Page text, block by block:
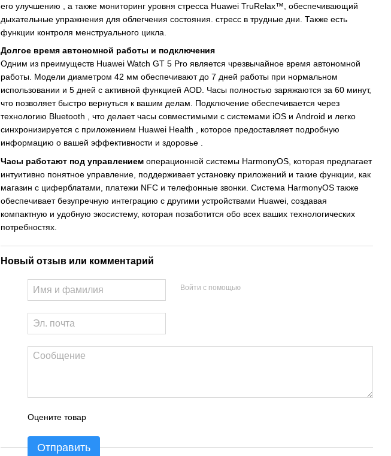
его улучшению , а также мониторинг уровня стресса Huawei TruRelax™, обеспечивающий
дыхательные упражнения для облегчения состояния. стресс в трудные дни. Также есть
функции контроля менструального цикла.
Долгое время автономной работы и подключения
Одним из преимуществ Huawei Watch GT 5 Pro является чрезвычайное время автономной
работы. Модели диаметром 42 мм обеспечивают до 7 дней работы при нормальном
использовании и 5 дней с активной функцией AOD. Часы полностью заряжаются за 60 минут,
что позволяет быстро вернуться к вашим делам. Подключение обеспечивается через
технологию Bluetooth , что делает часы совместимыми с системами iOS и Android и легко
синхронизируется с приложением Huawei Health , которое предоставляет подробную
информацию о вашей эффективности и здоровье .
Часы работают под управлением операционной системы HarmonyOS, которая предлагает
интуитивно понятное управление, поддерживает установку приложений и такие функции, как
магазин с циферблатами, платежи NFC и телефонные звонки. Система HarmonyOS также
обеспечивает безупречную интеграцию с другими устройствами Huawei, создавая
компактную и удобную экосистему, которая позаботится обо всех ваших технологических
потребностях.
Новый отзыв или комментарий
Войти с помощью
Оцените товар
Отправить